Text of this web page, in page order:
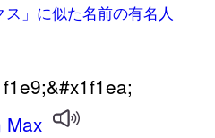
ス」に似た名前の有名人
Max